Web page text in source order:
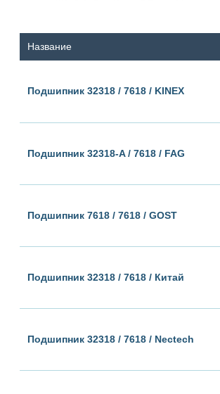
Название
Подшипник 32318 / 7618 / KINEX
Подшипник 32318-A / 7618 / FAG
Подшипник 7618 / 7618 / GOST
Подшипник 32318 / 7618 / Китай
Подшипник 32318 / 7618 / Nectech